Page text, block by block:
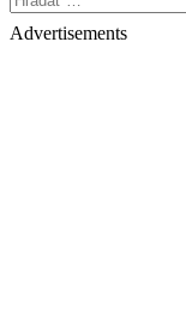
Advertisements